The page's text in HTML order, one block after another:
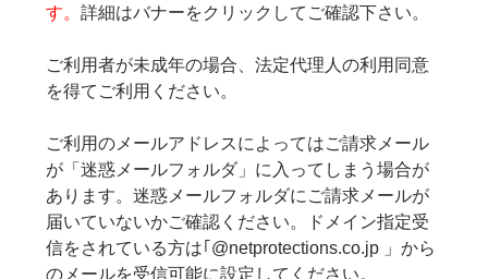
す。 詳細はバナーをクリックしてご確認下さい。
ご利用者が未成年の場合、法定代理人の利用同意
を得てご利用ください。
ご利用のメールアドレスによってはご請求メール
が「迷惑メールフォルダ」に入ってしまう場合が
あります。迷惑メールフォルダにご請求メールが
届いていないかご確認ください。ドメイン指定受
信をされている方は｢@netprotections.co.jp 」から
のメールを受信可能に設定してください。